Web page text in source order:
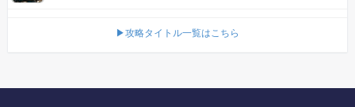
▶攻略タイトル一覧はこちら